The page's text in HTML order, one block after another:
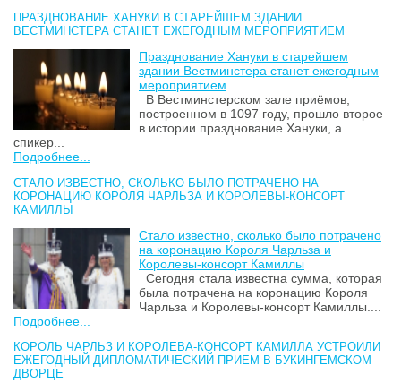
ПРАЗДНОВАНИЕ ХАНУКИ В СТАРЕЙШЕМ ЗДАНИИ
ВЕСТМИНСТЕРА СТАНЕТ ЕЖЕГОДНЫМ МЕРОПРИЯТИЕМ
Празднование Хануки в старейшем
здании Вестминстера станет ежегодным
мероприятием
В Вестминстерском зале приёмов,
построенном в 1097 году, прошло второе
в истории празднование Хануки, а
спикер...
Подробнее...
СТАЛО ИЗВЕСТНО, СКОЛЬКО БЫЛО ПОТРАЧЕНО НА
КОРОНАЦИЮ КОРОЛЯ ЧАРЛЬЗА И КОРОЛЕВЫ-КОНСОРТ
КАМИЛЛЫ
Стало известно, сколько было потрачено
на коронацию Короля Чарльза и
Королевы-консорт Камиллы
Сегодня стала известна сумма, которая
была потрачена на коронацию Короля
Чарльза и Королевы-консорт Камиллы....
Подробнее...
КОРОЛЬ ЧАРЛЬЗ И КОРОЛЕВА-КОНСОРТ КАМИЛЛА УСТРОИЛИ
ЕЖЕГОДНЫЙ ДИПЛОМАТИЧЕСКИЙ ПРИЕМ В БУКИНГЕМСКОМ
ДВОРЦЕ